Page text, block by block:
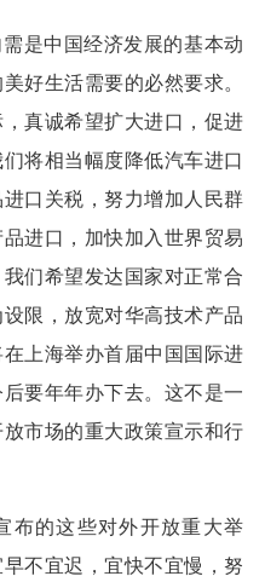
是中国经济发展的基本动
好生活需要的必然要求。
真诚希望扩大进口，促进
将相当幅度降低汽车进口
口关税，努力增加人民群
进口，加快加入世界贸易
们希望发达国家对正常合
限，放宽对华高技术产品
上海举办首届中国国际进
要年年办下去。这不是一
市场的重大政策宣示和行
布的这些对外开放重大举
不宜迟，宜快不宜慢，努